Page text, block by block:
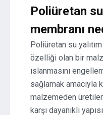
Poliüretan su
membranı
Poliüretan su
özelliği olan bir
ıslanmasını
sağlamak amacıyla
malzemeden
karşı dayanıklı